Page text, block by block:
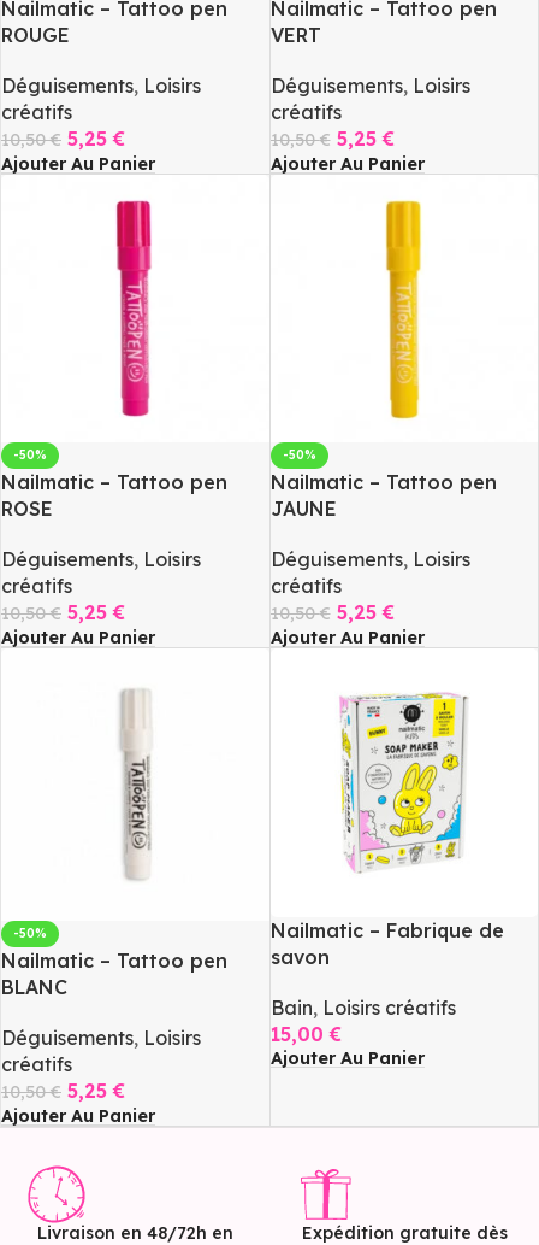
Nailmatic – Tattoo pen
ROUGE
Déguisements, Loisirs
créatifs
10,50€ 5,25€
Ajouter Au Panier
Nailmatic – Tattoo pen
VERT
Déguisements, Loisirs
créatifs
10,50€ 5,25€
Ajouter Au Panier
-50%
Nailmatic – Tattoo pen
ROSE
Déguisements, Loisirs
créatifs
10,50€ 5,25€
Ajouter Au Panier
-50%
Nailmatic – Tattoo pen
JAUNE
Déguisements, Loisirs
créatifs
10,50€ 5,25€
Ajouter Au Panier
-50%
Nailmatic – Tattoo pen
BLANC
Déguisements, Loisirs
créatifs
10,50€ 5,25€
Ajouter Au Panier
Nailmatic – Fabrique de
savon
Bain, Loisirs créatifs
15,00€
Ajouter Au Panier
Livraison en 48/72h en
Expédition gratuite dès